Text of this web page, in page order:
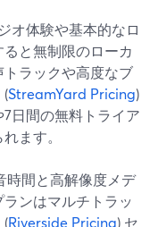
オ体験や基本的なロ
と無制限のローカ
ラックや高度なブ
(StreamYard Pricing)
日間の無料トライア
ます。
時間と高解像度メデ
ンはマルチトラッ
(Riverside Pricing) セ